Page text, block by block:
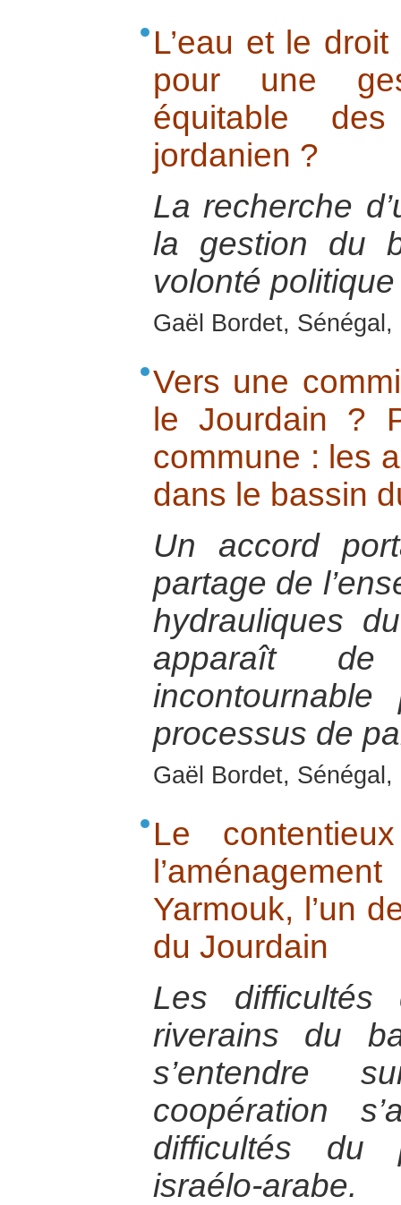
L’eau et le
pour une
équitable
jordanien ?
La recherche
la gestion du
volonté
Gaël Bordet,
Vers une
le Jourdain ?
commune : les
dans le bassin
Un accord
partage de
hydrauliques
apparaît
processus de
Gaël Bordet,
Le
Yarmouk, l’un
du Jourdain
Les difficultés
riverains du
s’entendre
coopération
difficultés du
israélo-arabe.